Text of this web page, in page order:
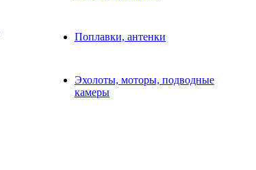
Поплавки, антенки
Эхолоты, моторы, подводные
камеры